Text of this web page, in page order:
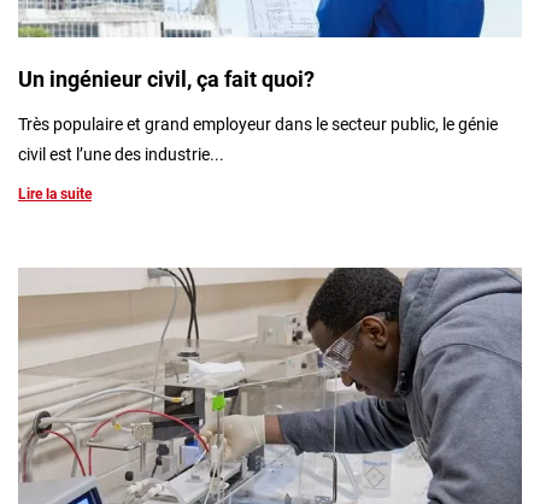
Un ingénieur civil, ça fait quoi?
Très populaire et grand employeur dans le secteur public, le génie
civil est l’une des industrie...
Lire la suite